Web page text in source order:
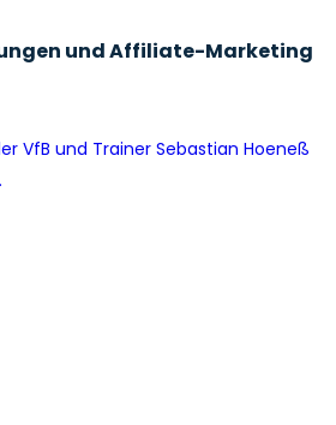
und Affiliate-Marketing